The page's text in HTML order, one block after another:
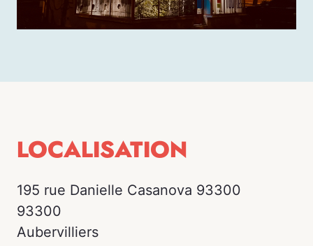
LOCALISATION
195 rue Danielle Casanova 93300
93300
Aubervilliers